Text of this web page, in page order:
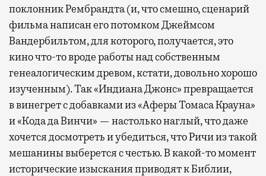
поклонник Рембрандта (и, что смешно, сценарий
фильма написан его потомком Джеймсом
Вандербильтом, для которого, получается, это
кино что-то вроде работы над собственным
генеалогическим древом, кстати, довольно хорошо
изученным). Так «Индиана Джонс» превращается
в винегрет с добавками из «Аферы Томаса Крауна»
и «Кода да Винчи» — настолько наглый, что даже
хочется досмотреть и убедиться, что Ричи из такой
мешанины выберется с честью. В какой-то момент
исторические изыскания приводят к Библии,